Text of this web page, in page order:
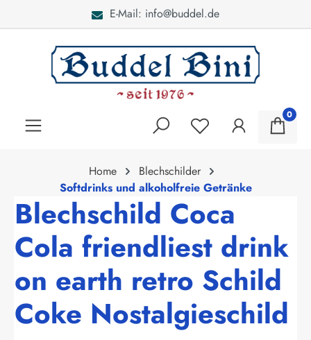
E-Mail: info@buddel.de
0
Home
Blechschilder
Softdrinks und alkoholfreie Getränke
Blechschild Coca
Cola friendliest drink
on earth retro Schild
Coke Nostalgieschild